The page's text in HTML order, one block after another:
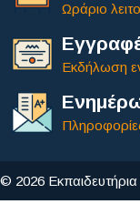
Ωράριο
Εκδήλωση
© 2026